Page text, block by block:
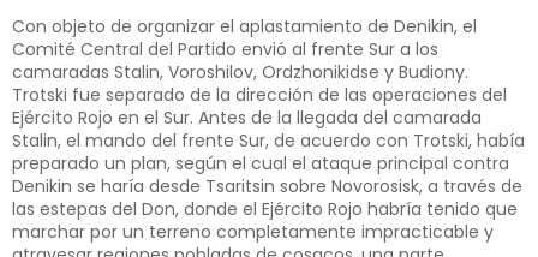
Con objeto de organizar el aplastamiento de Denikin, el
Comité Central del Partido envió al frente Sur a los
camaradas Stalin, Voroshilov, Ordzhonikidse y Budiony.
Trotski fue separado de la dirección de las operaciones del
Ejército Rojo en el Sur. Antes de la llegada del camarada
Stalin, el mando del frente Sur, de acuerdo con Trotski, había
preparado un plan, según el cual el ataque principal contra
Denikin se haría desde Tsaritsin sobre Novorosisk, a través de
las estepas del Don, donde el Ejército Rojo habría tenido que
marchar por un terreno completamente impracticable y